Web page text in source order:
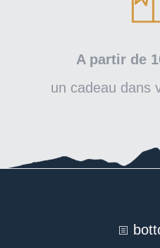
A partir de
un cadeau dans